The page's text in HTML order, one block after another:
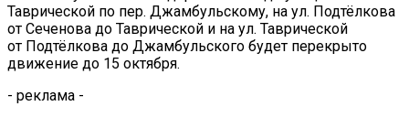
Таврической по пер. Джамбульскому, на ул. Подтёлкова
от Сеченова до Таврической и на ул. Таврической
от Подтёлкова до Джамбульского будет перекрыто
движение до 15 октября.
- реклама -